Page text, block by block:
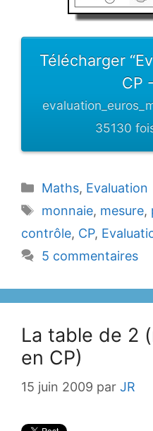
Télécharger
CP
35130
Catégories
Maths, Evaluation
Étiquettes
monnaie, mesure,
contrôle, CP,
5 commentaires
La table de 2
en CP)
15 juin 2009 par JR